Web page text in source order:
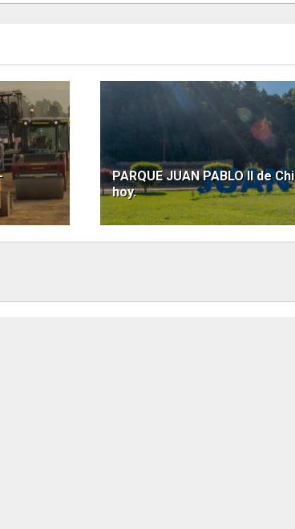
PARQUE JUAN PABLO II de
hoy.